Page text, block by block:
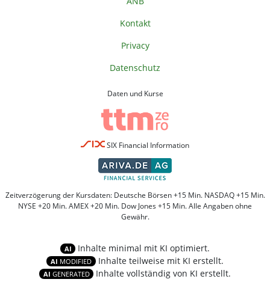
Kontakt
Privacy
Datenschutz
Daten und Kurse
SIX Financial Information
Zeitverzögerung der Kursdaten: Deutsche Börsen +15 Min. NASDAQ +15 Min.
NYSE +20 Min. AMEX +20 Min. Dow Jones +15 Min. Alle Angaben ohne
Gewähr.
AI Inhalte minimal mit KI optimiert.
AI MODIFIED Inhalte teilweise mit KI erstellt.
AI GENERATED Inhalte vollständig von KI erstellt.